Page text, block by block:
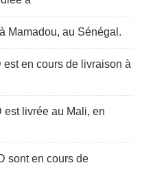
Mamadou, au Sénégal.
en cours de livraison à
est livrée au Mali, en
sont en cours de